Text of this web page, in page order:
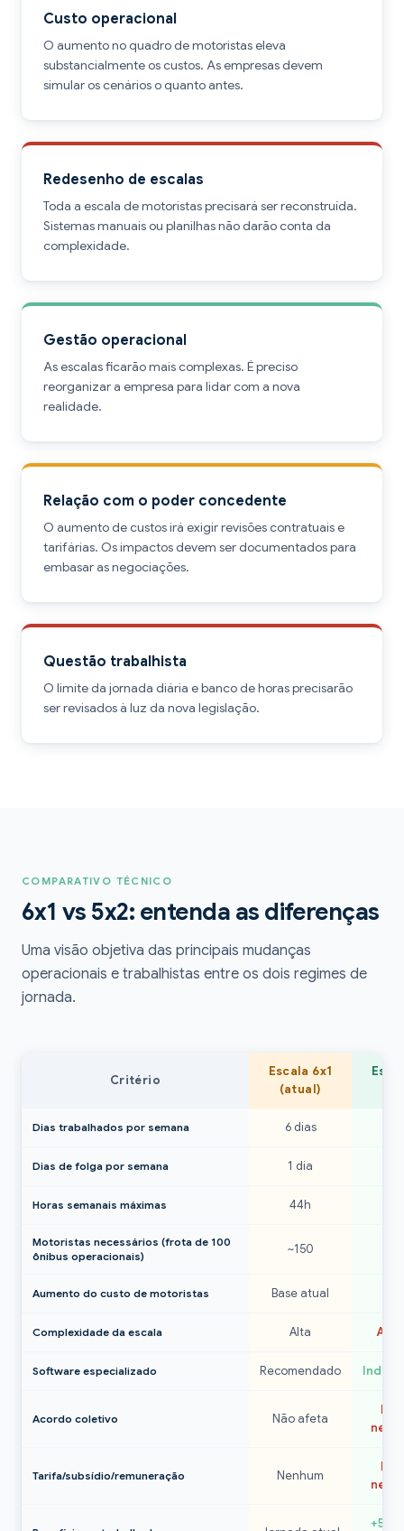
Custo operacional
O aumento no quadro de motoristas eleva
substancialmente os custos. As empresas devem
simular os cenários o quanto antes.
Redesenho de escalas
Toda a escala de motoristas precisará ser reconstruída.
Sistemas manuais ou planilhas não darão conta da
complexidade.
Gestão operacional
As escalas ficarão mais complexas. É preciso
reorganizar a empresa para lidar com a nova
realidade.
Relação com o poder concedente
O aumento de custos irá exigir revisões contratuais e
tarifárias. Os impactos devem ser documentados para
embasar as negociações.
Questão trabalhista
O limite da jornada diária e banco de horas precisarão
ser revisados à luz da nova legislação.
COMPARATIVO TÉCNICO
6x1 vs 5x2: entenda as diferenças
Uma visão objetiva das principais mudanças
operacionais e trabalhistas entre os dois regimes de
jornada.
Critério
Escala 6x1
(atual)
Dias trabalhados por semana 6 dias
Dias de folga por semana 1 dia
Horas semanais máximas 44h
Motoristas necessários (frota de 100
ônibus operacionais)
~150
Aumento do custo de motoristas Base atual
Complexidade da escala Alta
Software especializado Recomendado
Acordo coletivo Não afeta
Tarifa/subsídio/remuneração Nenhum
+52